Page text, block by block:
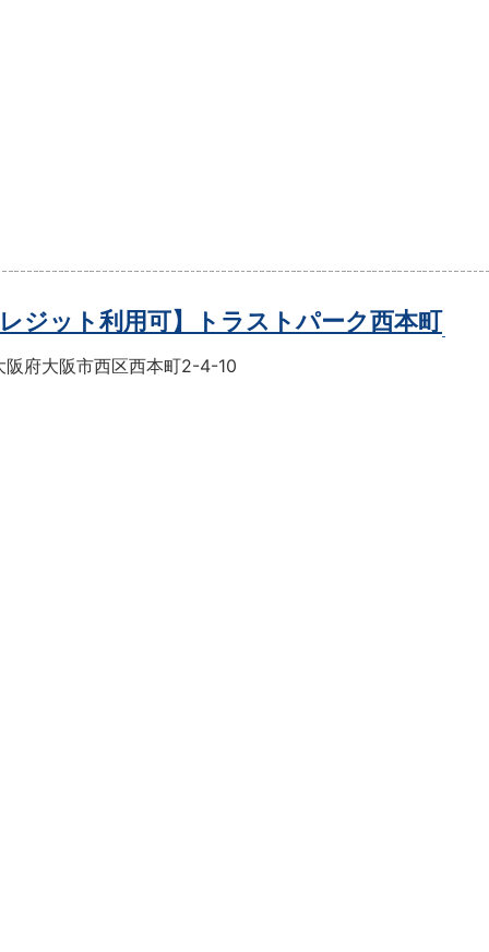
レジット利用可】トラストパーク西本町
阪府大阪市西区西本町2-4-10